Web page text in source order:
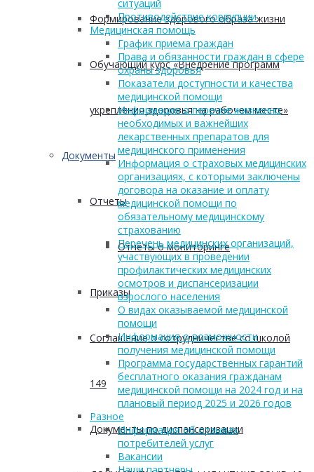
Формирование здорового образа жизни
Обучающий курс «Внедрение программ
укрепления здоровья на рабочем месте»
Документы
Отчеты
Отчеты о мониторинге
Приказы
Соглашение о сотрудничестве со школой
149
Документы по диспансеризации
ситуаций
Противодействие коррупции
Медицинская помощь
График приема граждан
Права и обязанности граждан в сфере
охраны здоровья
Показатели доступности и качества
медицинской помощи
Информация о перечне жизненно
необходимых и важнейших
лекарственных препаратов для
медицинского применения
Информация о страховых медицинских
организациях, с которыми заключены
договора на оказание и оплату
медицинской помощи по
обязательному медицинскому
страхованию
Перечень медицинских организаций,
участвующих в проведении
профилактических медицинских
осмотров и диспансеризации
взрослого населения
О видах оказываемой медицинской
помощи
Информация о возможности
получения медицинской помощи
Программа государственных гарантий
бесплатного оказания гражданам
медицинской помощи на 2024 год и на
плановый период 2025 и 2026 годов
Разное
Информация об отзывах
потребителей услуг
Вакансии